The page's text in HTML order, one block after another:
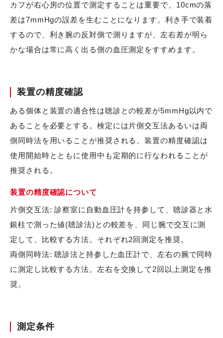
カフが右心房の位置で測定することは重要で、10cmの落
差は7mmHgの誤差を生むことになります。利き手で装着
するので、利き腕の反対側で測りますが、左右差が明ら
かな場合は常に高く出る側の血圧測定をすすめます。
装置の精度確認
ある個体と装置の適合性は聴診との較差が5mmHg以内で
あることを必要とする。検定には片側交互法あるいは両
側同時法を用いることが推奨される。装置の精度確認は
使用開始時とともに使用中も定期的に行なわれることが
推奨される。
装置の精度確認について
片側交互法: 診察室に自動血圧計を持参して、聴診器と水
銀柱で測った値(聴診法)との較差を、同じ腕で交互に測
定して、比較する方法。それぞれ2回測定を推奨。
両側同時法: 聴診法と持参した血圧計で、左右の腕で同時
に測定し比較する方法。左右を交換して2回以上測定を推
奨。
測定条件